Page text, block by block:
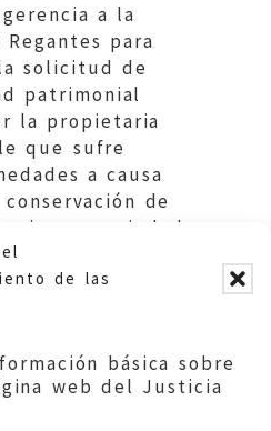
de las
básica sobre
web del Justicia
a la
para
solicitud de
patrimonial
la propietaria
que sufre
a causa
de
riego propiedad